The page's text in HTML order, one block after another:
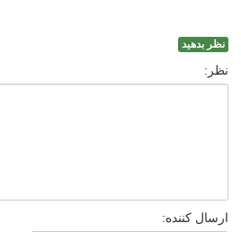
نظر بدهید
نظر:
ارسال کننده: